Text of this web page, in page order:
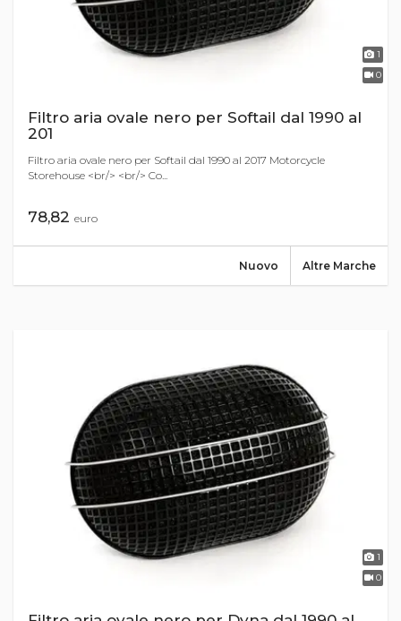
1
0
Filtro aria ovale nero per Softail dal 1990 al
201
Filtro aria ovale nero per Softail dal 1990 al 2017 Motorcycle
Storehouse <br/> <br/> Co...
78,82 euro
Altre Marche
Nuovo
1
0